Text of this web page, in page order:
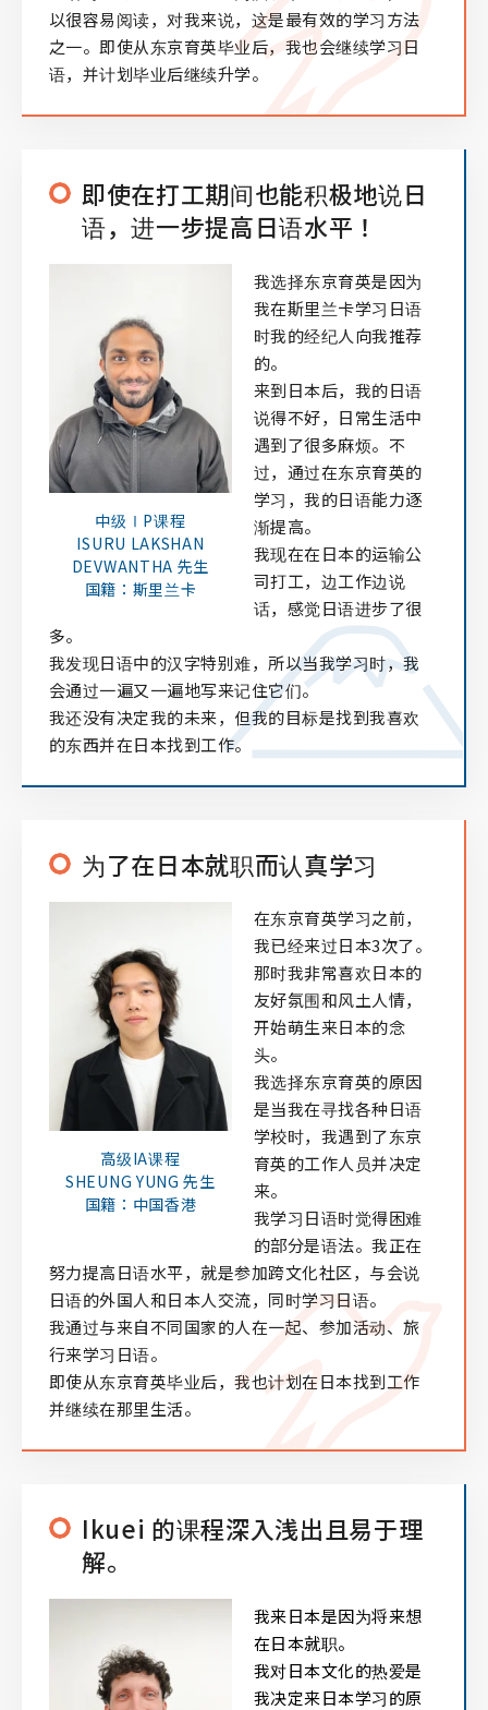
以很容易阅读，对我来说，这是最有效的学习方法
之一。即使从东京育英毕业后，我也会继续学习日
语，并计划毕业后继续升学。
即使在打工期间也能积极地说日
语，进一步提高日语水平！
中级ⅠP课程
ISURU LAKSHAN
DEVWANTHA 先生
国籍：斯里兰卡
我选择东京育英是因为
我在斯里兰卡学习日语
时我的经纪人向我推荐
的。
来到日本后，我的日语
说得不好，日常生活中
遇到了很多麻烦。不
过，通过在东京育英的
学习，我的日语能力逐
渐提高。
我现在在日本的运输公
司打工，边工作边说
话，感觉日语进步了很
多。
我发现日语中的汉字特别难，所以当我学习时，我
会通过一遍又一遍地写来记住它们。
我还没有决定我的未来，但我的目标是找到我喜欢
的东西并在日本找到工作。
为了在日本就职而认真学习
高级IA课程
SHEUNG YUNG 先生
国籍：中国香港
在东京育英学习之前，
我已经来过日本3次了。
那时我非常喜欢日本的
友好氛围和风土人情，
开始萌生来日本的念
头。
我选择东京育英的原因
是当我在寻找各种日语
学校时，我遇到了东京
育英的工作人员并决定
来。
我学习日语时觉得困难
的部分是语法。我正在
努力提高日语水平，就是参加跨文化社区，与会说
日语的外国人和日本人交流，同时学习日语。
我通过与来自不同国家的人在一起、参加活动、旅
行来学习日语。
即使从东京育英毕业后，我也计划在日本找到工作
并继续在那里生活。
Ikuei 的课程深入浅出且易于理
解。
我来日本是因为将来想
在日本就职。
我对日本文化的热爱是
我决定来日本学习的原